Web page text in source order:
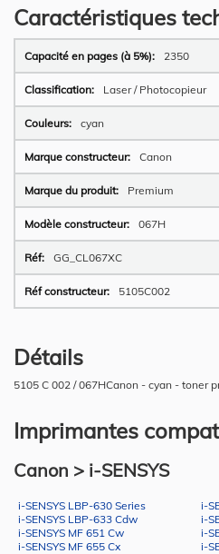
Caractéristiques
Plus
d’information
2350
Laser / Photocopieur
cyan
Canon
Premium
067H
GG_CL067XC
5105C002
Détails
5105 C 002 / 067HCanon - cyan - toner
Imprimantes
Canon > i-SENSYS
i-SENSYS LBP-630 Series
i-
i-SENSYS LBP-633 Cdw
i-
i-SENSYS MF 651 Cw
i-
i-SENSYS MF 655 Cx
i-